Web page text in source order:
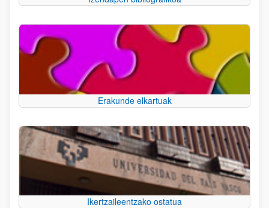
Erakunde elkartuak
Ikertzaileentzako ostatua